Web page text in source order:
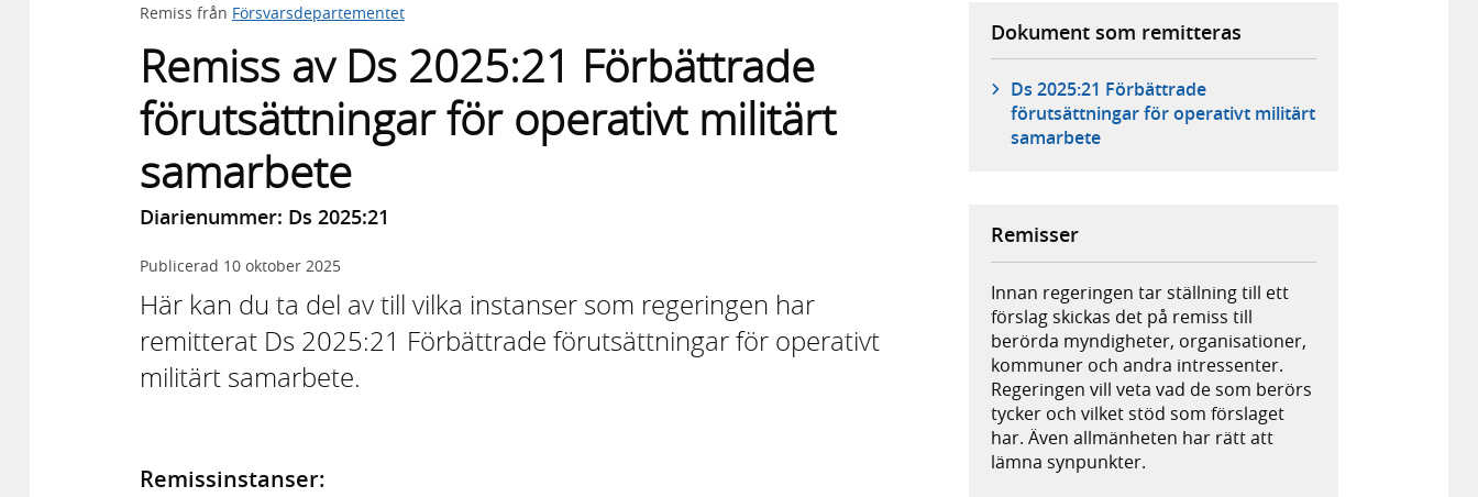
Remiss från Försvarsdepartementet
Remiss av Ds 2025:21 Förbättrade
förutsättningar för operativt militärt
samarbete
Diarienummer: Ds 2025:21
Publicerad 10 oktober 2025
Här kan du ta del av till vilka instanser som regeringen har
remitterat Ds 2025:21 Förbättrade förutsättningar för operativt
militärt samarbete.
Remissinstanser:
Dokument som remitteras
Ds 2025:21 Förbättrade
förutsättningar för operativt militärt
samarbete
Remisser
Innan regeringen tar ställning till ett
förslag skickas det på remiss till
berörda myndigheter, organisationer,
kommuner och andra intressenter.
Regeringen vill veta vad de som berörs
tycker och vilket stöd som förslaget
har. Även allmänheten har rätt att
lämna synpunkter.